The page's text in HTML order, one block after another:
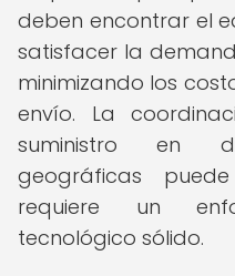
deben encontrar el
satisfacer la
minimizando los
envío. La
suministro en
geográficas
requiere un
tecnológico sólido.